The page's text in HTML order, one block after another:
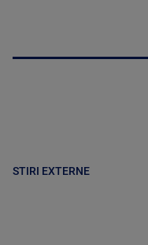
STIRI EXTERNE